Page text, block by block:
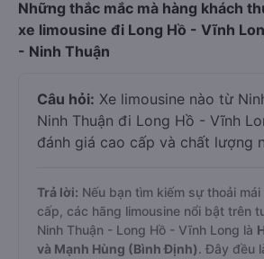
Những thắc mắc mà hàng khách
xe limousine đi Long Hồ - Vĩnh
- Ninh Thuận
Câu hỏi: Xe limousine nào từ
Ninh Thuận đi Long Hồ - Vĩnh
đánh giá cao cấp và chất lượng
Trả lời: Nếu bạn tìm kiếm sự thoải
cấp, các hãng limousine nổi bật trên
Ninh Thuận - Long Hồ - Vĩnh Long là
và Mạnh Hùng (Bình Định). Đây đều